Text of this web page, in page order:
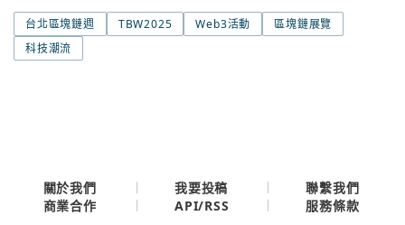
台北區塊鏈週 TBW2025 Web3活動
區塊鏈展覽
科技潮流
關於我們 我要投稿
聯繫我們
商業合作
API/RSS 服務條款